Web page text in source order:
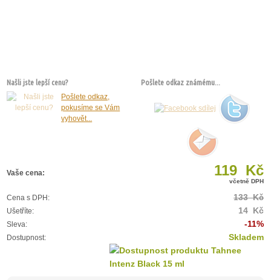
Našli jste lepší cenu?
Pošlete odkaz,
pokusíme se Vám
vyhovět...
Pošlete odkaz známému...
Vaše cena: 119 Kč
včetně DPH
Cena s DPH: 133 Kč
Ušetříte: 14 Kč
Sleva: -11%
Dostupnost: Skladem